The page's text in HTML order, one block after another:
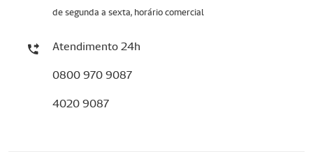
de segunda a sexta, horário comercial
Atendimento 24h
0800 970 9087
4020 9087